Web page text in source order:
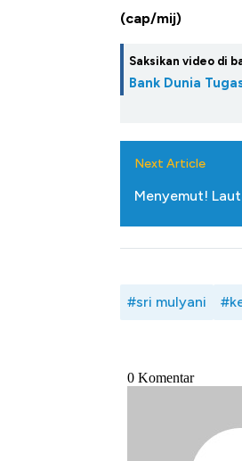
(cap/mij)
Saksikan video di
Bank Dunia
Next Article
Menyemut!
#sri mulyani